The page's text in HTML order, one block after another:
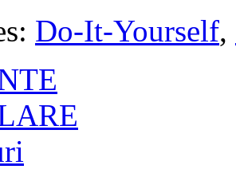
Do-It-Yourself,